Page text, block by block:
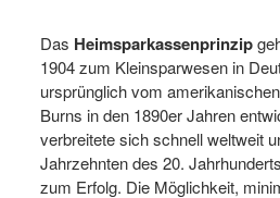
Das Heimsparkassenprinzip
1904 zum Kleinsparwesen in
ursprünglich vom
Burns in den 1890er Jahren
verbreitete sich schnell weltweit
Jahrzehnten des 20.
zum Erfolg. Die Möglichkeit,